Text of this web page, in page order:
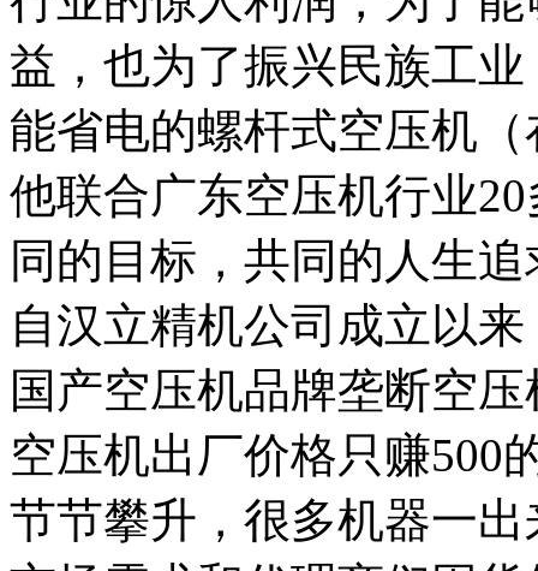
益，也为了振兴民族工
能省电的螺杆式空压机
他联合广东空压机行业
同的目标，共同的人生
自汉立精机公司成立以
国产空压机品牌垄断空
空压机出厂价格只赚500
节节攀升，很多机器一